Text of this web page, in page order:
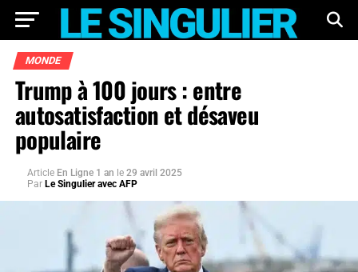
MONDE
Trump à 100 jours : entre
autosatisfaction et désaveu
populaire
Article En Ligne 1 an le 29 avril 2025
Par Le Singulier avec AFP